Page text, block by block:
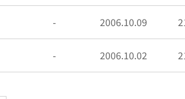
- 2006.10.09
- 2006.10.02